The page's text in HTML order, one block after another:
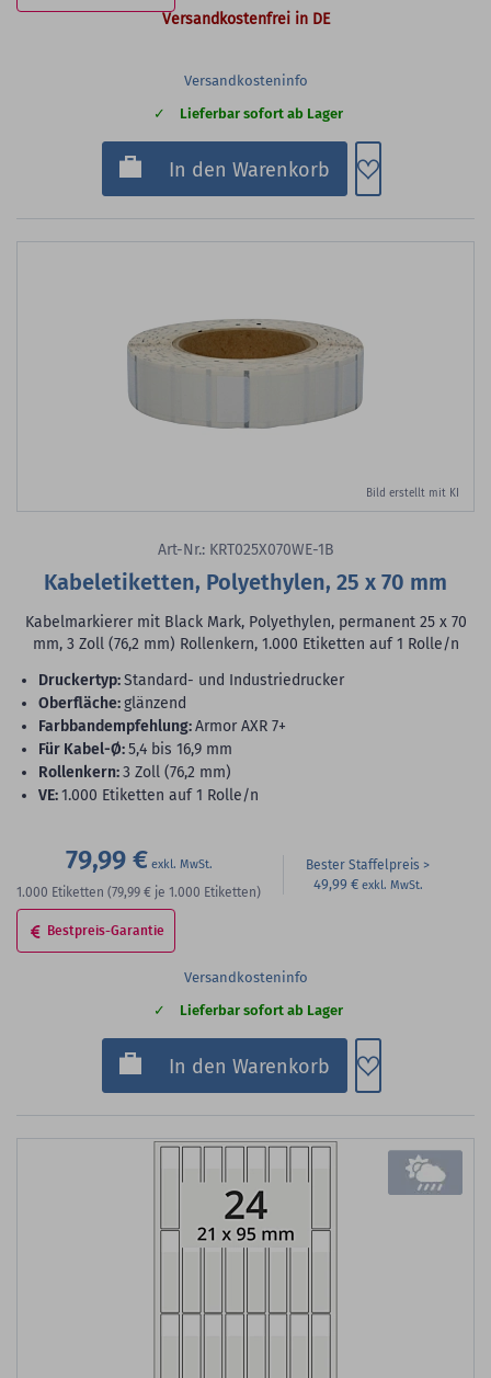
Versandkostenfrei in DE
Versandkosteninfo
Lieferbar sofort ab Lager
In den Warenkorb Zum
Bild erstellt mit KI
Art-Nr.: KRT025X070WE-1B
Kabeletiketten, Polyethylen, 25 x 70 mm
Kabelmarkierer mit Black Mark, Polyethylen, permanent 25 x 70
mm, 3 Zoll (76,2 mm) Rollenkern, 1.000 Etiketten auf 1 Rolle/n
Druckertyp:Standard- und Industriedrucker
Oberfläche:glänzend
Farbbandempfehlung:Armor AXR 7+
für Kabel-Ø:5,4 bis 16,9 mm
Rollenkern:3 Zoll (76,2 mm)
VE:1.000 Etiketten auf 1 Rolle/n
79,99 €
1.000 Etiketten (79,99 € je 1.000 Etiketten)
Bester Staffelpreis
49,99 €
Bestpreis-Garantie
Versandkosteninfo
Lieferbar sofort ab Lager
In den Warenkorb Zum